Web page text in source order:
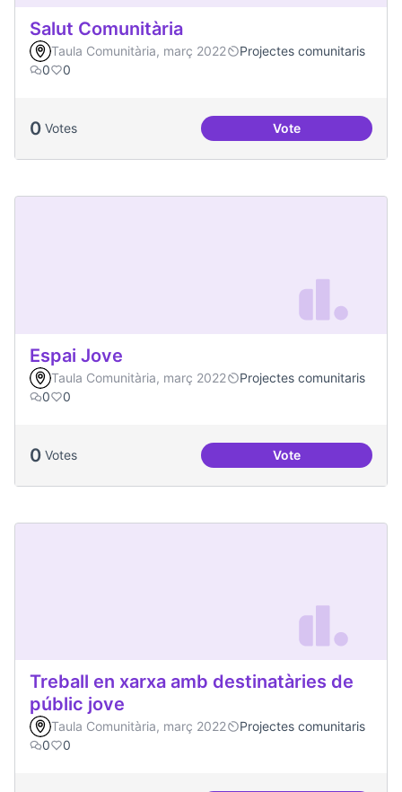
Salut Comunitària
Taula Comunitària, març 2022
Projectes comunitaris
0
0
0 Votes VoteSalut Comunitària
Espai Jove
Taula Comunitària, març 2022
Projectes comunitaris
0
0
0 Votes VoteEspai Jove
Treball en xarxa amb destinatàries de
públic jove
Taula Comunitària, març 2022
Projectes comunitaris
0
0